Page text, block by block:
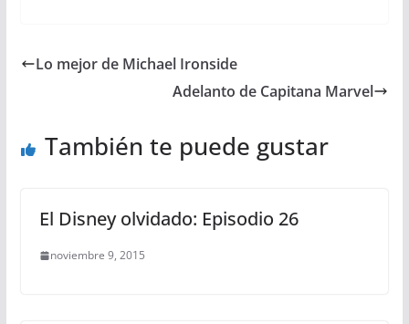
Lo mejor de Michael Ironside
Adelanto de Capitana Marvel
También te puede gustar
El Disney olvidado: Episodio 26
noviembre 9, 2015